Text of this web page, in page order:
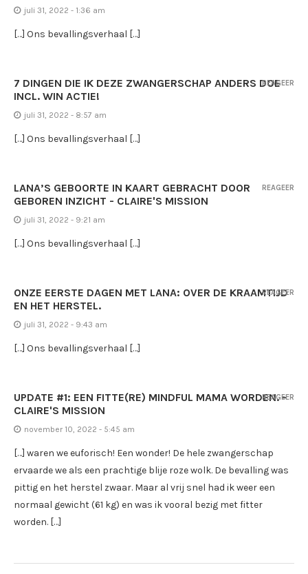
juli 31, 2022 - 1:36 am
[…] Ons bevallingsverhaal […]
7 DINGEN DIE IK DEZE ZWANGERSCHAP ANDERS DOE
INCL. WIN ACTIE!
juli 31, 2022 - 8:57 am
[…] Ons bevallingsverhaal […]
REAGEER
LANA’S GEBOORTE IN KAART GEBRACHT DOOR
GEBOREN INZICHT - CLAIRE'S MISSION
juli 31, 2022 - 9:21 am
[…] Ons bevallingsverhaal […]
REAGEER
ONZE EERSTE DAGEN MET LANA: OVER DE KRAAMTIJD
EN HET HERSTEL.
juli 31, 2022 - 9:43 am
[…] Ons bevallingsverhaal […]
REAGEER
UPDATE #1: EEN FITTE(RE) MINDFUL MAMA WORDEN. -
CLAIRE'S MISSION
november 10, 2022 - 5:45 am
[…] waren we euforisch! Een wonder! De hele zwangerschap
ervaarde we als een prachtige blije roze wolk. De bevalling was
pittig en het herstel zwaar. Maar al vrij snel had ik weer een
normaal gewicht (61 kg) en was ik vooral bezig met fitter
worden. […]
REAGEER